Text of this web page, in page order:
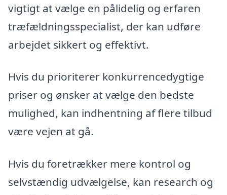
vigtigt at vælge en pålidelig og erfaren
træfældningsspecialist, der kan udføre
arbejdet sikkert og effektivt.
Hvis du prioriterer konkurrencedygtige
priser og ønsker at vælge den bedste
mulighed, kan indhentning af flere tilbud
være vejen at gå.
Hvis du foretrækker mere kontrol og
selvstændig udvælgelse, kan research og